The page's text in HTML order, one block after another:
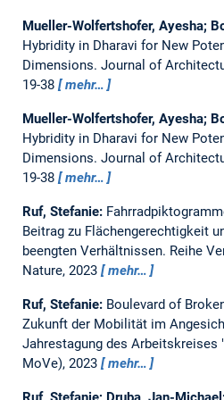
Mueller-Wolfertshofer, Ayesha;
Hybridity in Dharavi for New
Dimensions. Journal of
19-38
mehr…
Mueller-Wolfertshofer, Ayesha;
Hybridity in Dharavi for New
Dimensions. Journal of
19-38
mehr…
Ruf, Stefanie:
Beitrag zu Flächengerechtigkeit
beengten Verhältnissen. Reihe
Nature, 2023
mehr…
Ruf, Stefanie: Boulevard of
Zukunft der Mobilität im
Jahrestagung des Arbeitskreises
MoVe), 2023
mehr…